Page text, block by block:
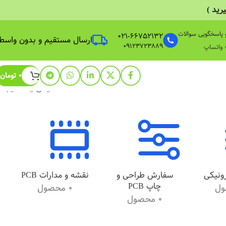
)
سوالات
021-66752132
09123723889 ارسال مستقیم و بدون
0 تومان
نمایش یک نتیجه
سفارش طراحی و
چاپ PCB
0 محصول
نقشه و مدارات PCB
0 محصول